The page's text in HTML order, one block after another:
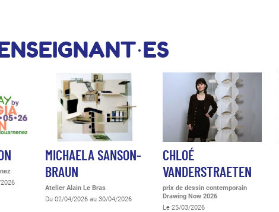
MICHAELA SANSON-
BRAUN
Atelier Alain Le Bras
Du 02/04/2026 au 30/04/2026
CHLOÉ
VANDERSTRAETEN
prix de dessin contemporain
Drawing Now 2026
Le 25/03/2026